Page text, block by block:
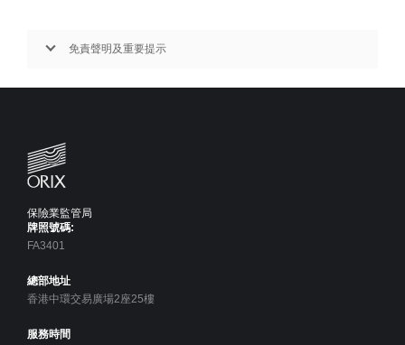
免責聲明及重要提示
保險業監管局
牌照號碼:
FA3401
總部地址
香港中環交易廣場2座25樓
服務時間